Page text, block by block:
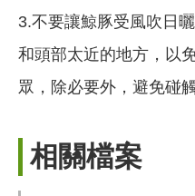
3.不要讓鯨豚受風吹日
和頭部太近的地方，以
眾，除必要外，避免碰
相關檔案